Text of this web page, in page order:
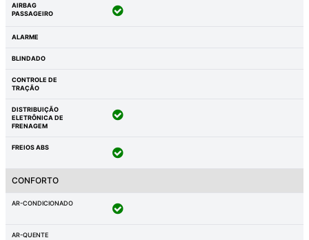
AIRBAG
PASSAGEIRO
ALARME
BLINDADO
CONTROLE DE
TRAÇÃO
DISTRIBUIÇÃO
ELETRÔNICA DE
FRENAGEM
FREIOS ABS
CONFORTO
AR-CONDICIONADO
AR-QUENTE